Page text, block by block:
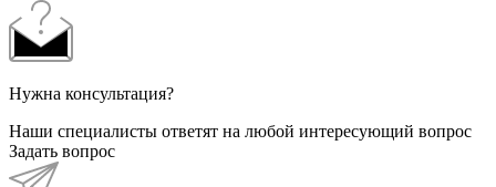
Нужна консультация?
Наши специалисты ответят на любой интересующий вопрос
Задать вопрос